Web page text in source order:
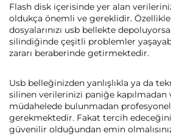
Flash disk içerisinde yer alan
oldukça önemli ve gereklidir. Özellikle
dosyalarınızı usb bellekte
silindiğinde çeşitli problemler
zararı beraberinde getirmektedir.
Usb belleğinizden yanlışlıkla ya da
silinen verilerinizi paniğe kapılmadan
müdahelede bulunmadan
gerekmektedir. Fakat tercih
güvenilir olduğundan emin